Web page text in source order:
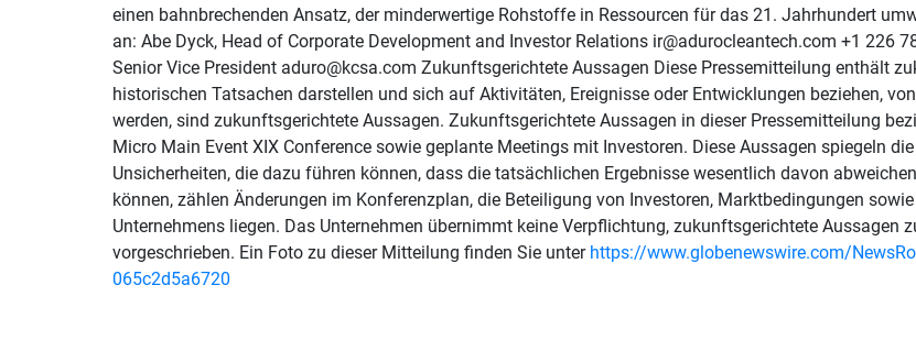
einen bahnbrechenden Ansatz, der minderwertige Rohstoffe in Ressourcen für das 21. Jahrhundert
an: Abe Dyck, Head of Corporate Development and Investor Relations ir@adurocleantech.com +1 226
Senior Vice President aduro@kcsa.com Zukunftsgerichtete Aussagen Diese Pressemitteilung enthält
historischen Tatsachen darstellen und sich auf Aktivitäten, Ereignisse oder Entwicklungen beziehen,
werden, sind zukunftsgerichtete Aussagen. Zukunftsgerichtete Aussagen in dieser Pressemitteilung
Micro Main Event XIX Conference sowie geplante Meetings mit Investoren. Diese Aussagen spiegeln
Unsicherheiten, die dazu führen können, dass die tatsächlichen Ergebnisse wesentlich davon
können, zählen Änderungen im Konferenzplan, die Beteiligung von Investoren, Marktbedingungen
Unternehmens liegen. Das Unternehmen übernimmt keine Verpflichtung, zukunftsgerichtete Aussagen
vorgeschrieben. Ein Foto zu dieser Mitteilung finden Sie unter https://www.globenewswire.com/
065c2d5a6720